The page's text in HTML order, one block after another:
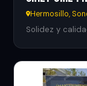
Hermosillo,
Solidez y